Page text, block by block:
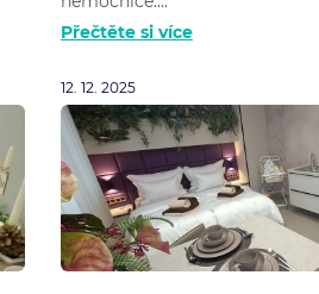
Přečtěte si více
12. 12. 2025